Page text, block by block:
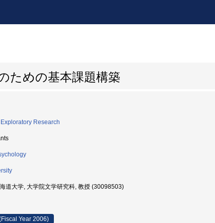
ための基本課題構築
Research
道大学, 大学院文学研究科, 教授 (30098503)
Year 2006)